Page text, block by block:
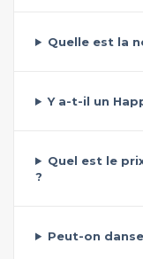
Quelle est la
Y a-t-il un
Quel est le
?
Peut-on